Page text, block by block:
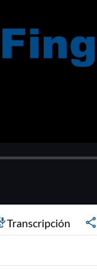
Transcripción